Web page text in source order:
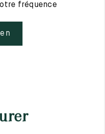
fréquence